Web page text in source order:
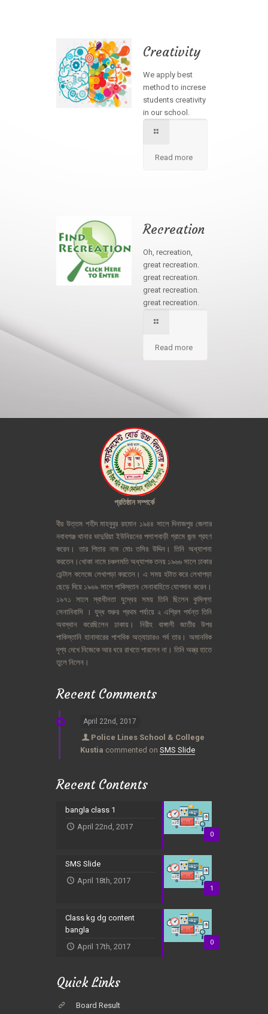
Creativity
We apply best
method to increse
students creativity
in our school.
Read more
Recreation
Oh, recreation,
great recreation.
great recreation.
great recreation.
great recreation.
Read more
প্রতিষ্ঠান সম্পর্কে
বীর উত্তম শহীদ মাহবুবুর রহমান ১৯৪৪ সালে দিনাজপুর জেলার
নবাবগঞ্জ থানার ভাদুরিয়া ইউনিয়নের পলাশবাড়ী গ্রামে জন্ম গ্রহণ
করেন।
তার পিতার নাম মোঃ তসির উদ্দিন। তিনি অধ্যাপনা
করতেন।খোকা নামে চঞ্চলমতি অধ্যাপক তনয় ১৯৬৬ সালে ঢাকার
ডেন্টাল কলেজে লেখাপড়া করতেন। এ সময় হটাত করে লেখাপড়া
ছেড়ে দিয়ে ১৯৬৯ সালে পাকিস্তান সেনাবাহিতে যোগদান করেন।
১৯৭১
সালে স্বাধীনতা যুদ্ধের সময় তিনি ছিলেন কুমিল্লা
সেনানিবাসি
। যুদ্ধ শুরুর প্রথম পর্যায়ে ২ এপ্রিল পর্যন্ত তিনি
অবস্থান
করেছিলেন ঢাকায়। নিরীহ বাঙ্গালী জাতীর
উপর
পাকিস্তানি হানাদারের পাশবিক অত্যাচারও গর্ব তার। অমানবিক
দৃশ্য দেখে নিজেকে আর ধরে রাখতে পারলেন না। তিনি অস্ত্র হাতে
তুলে নিলেন।
Recent Comments
April 22nd, 2017
Police Lines School & College
Kustia commented on SMS Slide
Recent Contents
0
bangla class 1
April 22nd, 2017
1
SMS Slide
April 18th, 2017
0
Class kg dg content
bangla
April 17th, 2017
Quick Links
Board Result